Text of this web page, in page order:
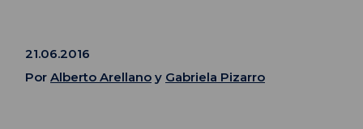
21.06.2016
Por Alberto Arellano y Gabriela Pizarro